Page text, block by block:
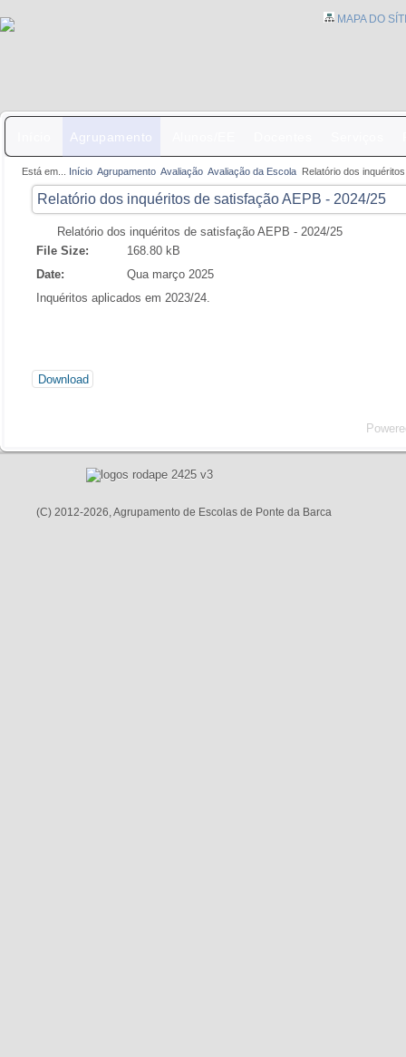
MAPA DO
Agrupamento
Está em... Início Agrupamento Avaliação Avaliação da Escola Relatório dos
Relatório dos inquéritos de satisfação AEPB - 2024/25
Relatório dos inquéritos de satisfação AEPB - 2024/25
File Size:
168.80 kB
Date:
Qua março 2025
Inquéritos aplicados em 2023/24.
(C) 2012-2026, Agrupamento de Escolas de Ponte da Barca